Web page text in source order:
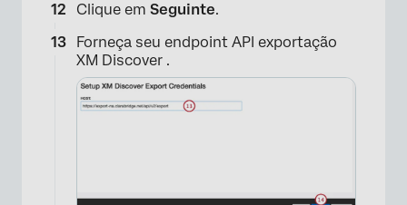
Clique em Seguinte.
Forneça seu endpoint API exportação
XM Discover .